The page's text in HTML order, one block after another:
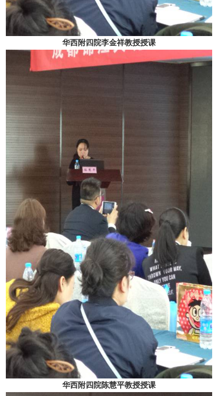
华西附四院李金祥教授授课
华西附四院陈慧平教授授课